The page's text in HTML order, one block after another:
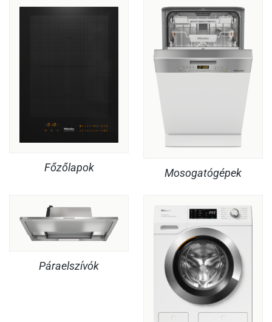
Főzőlapok Mosogatógépek
Páraelszívók